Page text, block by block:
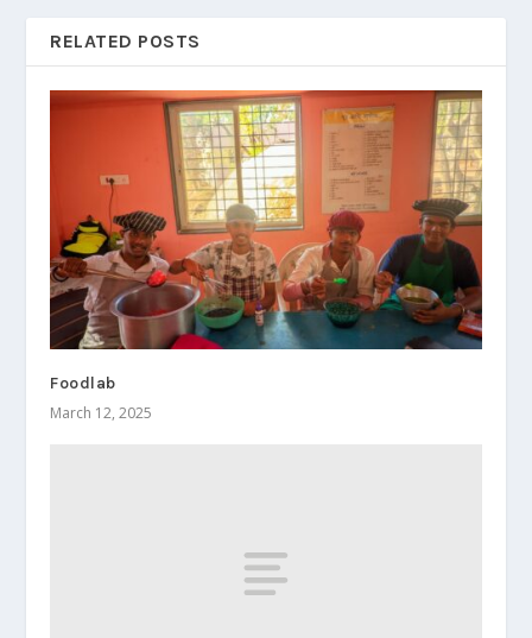
RELATED POSTS
Foodlab
March 12, 2025